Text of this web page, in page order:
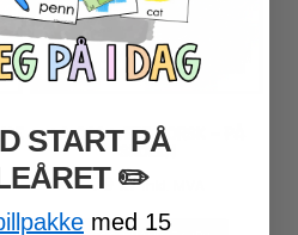
LA OSS LÆRE NORSK – PÅ
SKOLEN
79kr inkl. MVA
START PÅ
​ ✏️
med 15